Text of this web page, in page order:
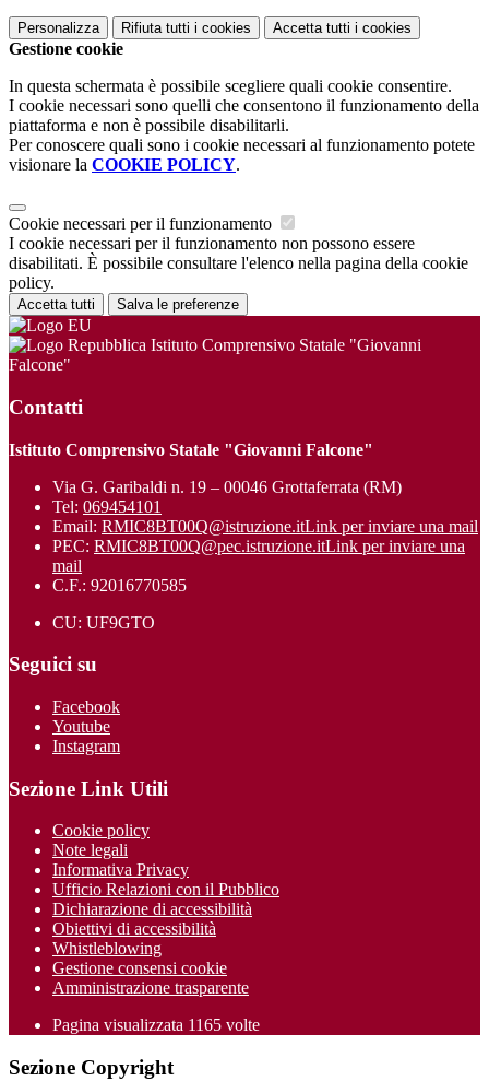
Personalizza Rifiuta tutti i cookies Accetta tutti i cookies
Gestione cookie
In questa schermata è possibile scegliere quali cookie consentire.
I cookie necessari sono quelli che consentono il funzionamento della
piattaforma e non è possibile disabilitarli.
Per conoscere quali sono i cookie necessari al funzionamento potete
visionare la COOKIE POLICY.
Cookie necessari per il funzionamento
I cookie necessari per il funzionamento non possono essere
disabilitati. È possibile consultare l'elenco nella pagina della cookie
policy.
Accetta tutti Salva le preferenze
Istituto Comprensivo Statale "Giovanni
Falcone"
Contatti
Istituto Comprensivo Statale "Giovanni Falcone"
Via G. Garibaldi n. 19 – 00046 Grottaferrata (RM)
Tel: 069454101
Email: RMIC8BT00Q@istruzione.itLink per inviare una mail
PEC: RMIC8BT00Q@pec.istruzione.itLink per inviare una
mail
C.F.: 92016770585
CU: UF9GTO
Seguici su
Facebook
Youtube
Instagram
Sezione Link Utili
Cookie policy
Note legali
Informativa Privacy
Ufficio Relazioni con il Pubblico
Dichiarazione di accessibilità
Obiettivi di accessibilità
Whistleblowing
Gestione consensi cookie
Amministrazione trasparente
Pagina visualizzata 1165 volte
Sezione Copyright